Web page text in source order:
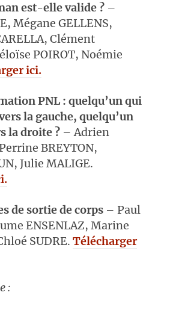
est-elle valide ? –
Mégane GELLENS,
Clément
POIROT, Noémie
ici.
PNL : quelqu’un qui
la gauche, quelqu’un
la droite ? – Adrien
BREYTON,
Julie MALIGE.
de sortie de corps – Paul
ENSENLAZ, Marine
SUDRE. Télécharger
: